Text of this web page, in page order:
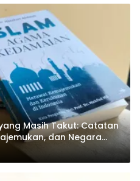
Masih Takut: Catatan
dan Negara